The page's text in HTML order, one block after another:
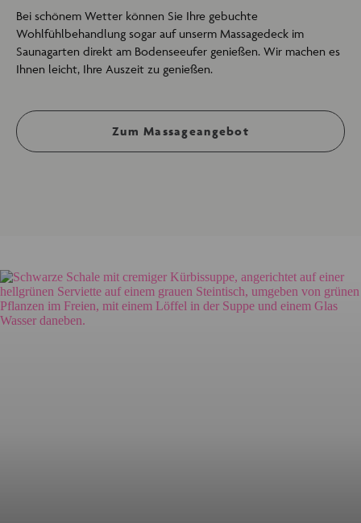
Bei schönem Wetter können Sie Ihre gebuchte
Wohlfühlbehandlung sogar auf unserm Massagedeck im
Saunagarten direkt am Bodenseeufer genießen. Wir machen es
Ihnen leicht, Ihre Auszeit zu genießen.
Zum Massageangebot